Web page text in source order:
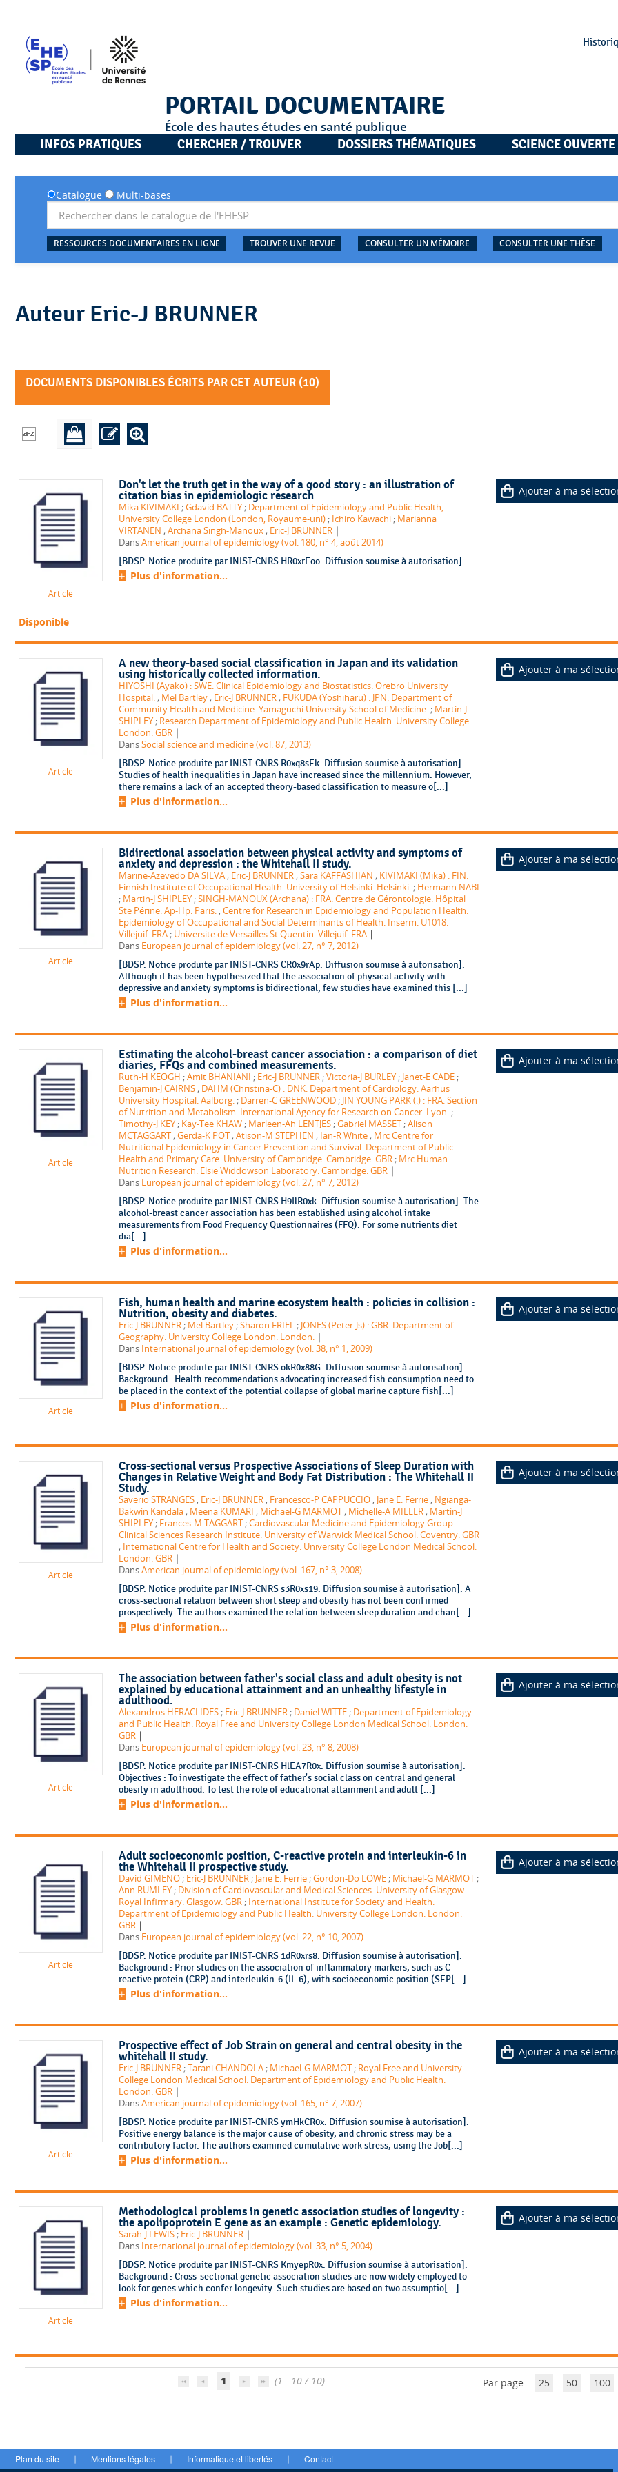
PORTAIL DOCUMENTAIRE
École des hautes études en santé publique
INFOS PRATIQUES
CHERCHER / TROUVER DOSSIERS THÉMATIQUES SCIENCE OUVERTE
Catalogue Multi-bases
RESSOURCES DOCUMENTAIRES EN LIGNE TROUVER UNE REVUE CONSULTER UN MÉMOIRE CONSULTER UNE THÈSE
Auteur Eric-J BRUNNER
DOCUMENTS DISPONIBLES ÉCRITS PAR CET AUTEUR (10)
Article
Don't let the truth get in the way of a good story : an illustration of
citation bias in epidemiologic research
Mika KIVIMAKI ;Gdavid BATTY ; Department of Epidemiology and Public Health,
University College London (London, Royaume-uni) ; Ichiro Kawachi ; Marianna
VIRTANEN ;Archana Singh-Manoux ; Eric-J BRUNNER |
DansAmerican journal of epidemiology (vol. 180, n° 4, août 2014)
[BDSP. Notice produite par INIST-CNRS HR0xrEoo. Diffusion soumise à autorisation].
Plus d'information...
Ajouter à ma
Disponible
Article
A new theory-based social classification in Japan and its validation
using historically collected information.
HIYOSHI (Ayako) : SWE. Clinical Epidemiology and Biostatistics. Orebro University
Hospital. ; Mel Bartley ; Eric-J BRUNNER ; FUKUDA (Yoshiharu) : JPN. Department of
Community Health and Medicine. Yamaguchi University School of Medicine. ; Martin-J
SHIPLEY ; Research Department of Epidemiology and Public Health. University College
London. GBR |
DansSocial science and medicine (vol. 87, 2013)
[BDSP. Notice produite par INIST-CNRS R0xq8sEk. Diffusion soumise à autorisation].
Studies of health inequalities in Japan have increased since the millennium. However,
there remains a lack of an accepted theory-based classification to measure o[...]
Plus d'information...
Ajouter à ma
Article
Bidirectional association between physical activity and symptoms of
anxiety and depression : the Whitehall II study.
Marine-Azevedo DA SILVA ; Eric-J BRUNNER ;Sara KAFFASHIAN ; KIVIMAKI (Mika) : FIN.
Finnish Institute of Occupational Health. University of Helsinki. Helsinki. ; Hermann NABI
; Martin-J SHIPLEY ;SINGH-MANOUX (Archana) : FRA. Centre de Gérontologie. Hôpital
Ste Périne. Ap-Hp. Paris. ;Centre for Research in Epidemiology and Population Health.
Epidemiology of Occupational and Social Determinants of Health. Inserm. U1018.
Villejuif. FRA ; Universite de Versailles St Quentin. Villejuif. FRA |
Dans European journal of epidemiology (vol. 27, n° 7, 2012)
[BDSP. Notice produite par INIST-CNRS CR0x9rAp. Diffusion soumise à autorisation].
Although it has been hypothesized that the association of physical activity with
depressive and anxiety symptoms is bidirectional, few studies have examined this [...]
Plus d'information...
Ajouter à ma
Article
Estimating the alcohol-breast cancer association : a comparison of diet
diaries, FFQs and combined measurements.
Ruth-H KEOGH ;Amit BHANIANI ; Eric-J BRUNNER ;Victoria-J BURLEY ; Janet-E CADE ;
Benjamin-J CAIRNS ; DAHM (Christina-C) : DNK. Department of Cardiology. Aarhus
University Hospital. Aalborg. ; Darren-C GREENWOOD ; JIN YOUNG PARK (.) : FRA. Section
of Nutrition and Metabolism. International Agency for Research on Cancer. Lyon. ;
Timothy-J KEY ; Kay-Tee KHAW ; Marleen-Ah LENTJES ;Gabriel MASSET ;Alison
MCTAGGART ;Gerda-K POT ;Atison-M STEPHEN ; Ian-R White ; Mrc Centre for
Nutritional Epidemiology in Cancer Prevention and Survival. Department of Public
Health and Primary Care. University of Cambridge. Cambridge. GBR ; Mrc Human
Nutrition Research. Elsie Widdowson Laboratory. Cambridge. GBR |
Dans European journal of epidemiology (vol. 27, n° 7, 2012)
[BDSP. Notice produite par INIST-CNRS H9IlR0xk. Diffusion soumise à autorisation]. The
alcohol-breast cancer association has been established using alcohol intake
measurements from Food Frequency Questionnaires (FFQ). For some nutrients diet
dia[...]
Plus d'information...
Ajouter à ma
Article
Fish, human health and marine ecosystem health : policies in collision :
Nutrition, obesity and diabetes.
Eric-J BRUNNER ; Mel Bartley ;Sharon FRIEL ; JONES (Peter-Js) : GBR. Department of
Geography. University College London. London. |
Dans International journal of epidemiology (vol. 38, n° 1, 2009)
[BDSP. Notice produite par INIST-CNRS okR0x88G. Diffusion soumise à autorisation].
Background : Health recommendations advocating increased fish consumption need to
be placed in the context of the potential collapse of global marine capture fish[...]
Plus d'information...
Ajouter à ma
Article
Cross-sectional versus Prospective Associations of Sleep Duration with
Changes in Relative Weight and Body Fat Distribution : The Whitehall II
Study.
Saverio STRANGES ; Eric-J BRUNNER ; Francesco-P CAPPUCCIO ; Jane E. Ferrie ; Ngianga-
Bakwin Kandala ; Meena KUMARI ; Michael-G MARMOT ; Michelle-A MILLER ; Martin-J
SHIPLEY ; Frances-M TAGGART ;Cardiovascular Medicine and Epidemiology Group.
Clinical Sciences Research Institute. University of Warwick Medical School. Coventry. GBR
; International Centre for Health and Society. University College London Medical School.
London. GBR |
DansAmerican journal of epidemiology (vol. 167, n° 3, 2008)
[BDSP. Notice produite par INIST-CNRS s3R0xs19. Diffusion soumise à autorisation]. A
cross-sectional relation between short sleep and obesity has not been confirmed
prospectively. The authors examined the relation between sleep duration and chan[...]
Plus d'information...
Ajouter à ma
Article
The association between father's social class and adult obesity is not
explained by educational attainment and an unhealthy lifestyle in
adulthood.
Alexandros HERACLIDES ; Eric-J BRUNNER ; Daniel WITTE ; Department of Epidemiology
and Public Health. Royal Free and University College London Medical School. London.
GBR |
Dans European journal of epidemiology (vol. 23, n° 8, 2008)
[BDSP. Notice produite par INIST-CNRS HlEA7R0x. Diffusion soumise à autorisation].
Objectives : To investigate the effect of father's social class on central and general
obesity in adulthood. To test the role of educational attainment and adult [...]
Plus d'information...
Ajouter à ma
Article
Adult socioeconomic position, C-reactive protein and interleukin-6 in
the Whitehall II prospective study.
David GIMENO ; Eric-J BRUNNER ; Jane E. Ferrie ;Gordon-Do LOWE ; Michael-G MARMOT ;
Ann RUMLEY ; Division of Cardiovascular and Medical Sciences. University of Glasgow.
Royal Infirmary. Glasgow. GBR ; International Institute for Society and Health.
Department of Epidemiology and Public Health. University College London. London.
GBR |
Dans European journal of epidemiology (vol. 22, n° 10, 2007)
[BDSP. Notice produite par INIST-CNRS 1dR0xrs8. Diffusion soumise à autorisation].
Background : Prior studies on the association of inflammatory markers, such as C-
reactive protein (CRP) and interleukin-6 (IL-6), with socioeconomic position (SEP[...]
Plus d'information...
Ajouter à ma
Article
Prospective effect of Job Strain on general and central obesity in the
whitehall II study.
Eric-J BRUNNER ;Tarani CHANDOLA ; Michael-G MARMOT ; Royal Free and University
College London Medical School. Department of Epidemiology and Public Health.
London. GBR |
DansAmerican journal of epidemiology (vol. 165, n° 7, 2007)
[BDSP. Notice produite par INIST-CNRS ymHkCR0x. Diffusion soumise à autorisation].
Positive energy balance is the major cause of obesity, and chronic stress may be a
contributory factor. The authors examined cumulative work stress, using the Job[...]
Plus d'information...
Ajouter à ma
Article
Methodological problems in genetic association studies of longevity :
the apolipoprotein E gene as an example : Genetic epidemiology.
Sarah-J LEWIS ; Eric-J BRUNNER |
Dans International journal of epidemiology (vol. 33, n° 5, 2004)
[BDSP. Notice produite par INIST-CNRS KmyepR0x. Diffusion soumise à autorisation].
Background : Cross-sectional genetic association studies are now widely employed to
look for genes which confer longevity. Such studies are based on two assumptio[...]
Plus d'information...
Ajouter à ma
1 (1 - 10 / 10) Par page : 25 50 100
Plan du site | Mentions légales | Informatique et libertés | Contact